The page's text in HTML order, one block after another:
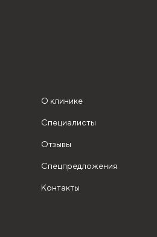
О клинике
Специалисты
Отзывы
Спецпредложения
Контакты